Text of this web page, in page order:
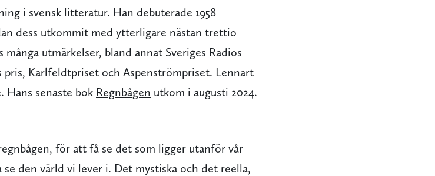
i svensk litteratur. Han debuterade 1958
dess utkommit med ytterligare nästan trettio
utmärkelser, bland annat Sveriges Radios
pris, Karlfeldtpriset och Aspenströmpriset. Lennart
Hans senaste bok Regnbågen utkom i augusti 2024.
för att få se det som ligger utanför vår
den värld vi lever i. Det mystiska och det reella,